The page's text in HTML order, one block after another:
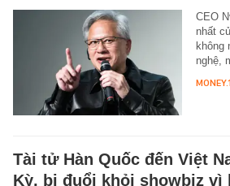
CEO
nhất
không
nghệ,
Tài tử Hàn Quốc đến Việt
Kỳ, bị đuổi khỏi showbiz vì